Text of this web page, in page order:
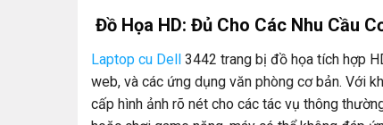
Đồ Họa HD: Đủ Cho Các Nhu Cầu
Laptop cu Dell 3442 trang bị đồ họa tích hợp
web, và các ứng dụng văn phòng cơ bản. Với
cấp hình ảnh rõ nét cho các tác vụ thông